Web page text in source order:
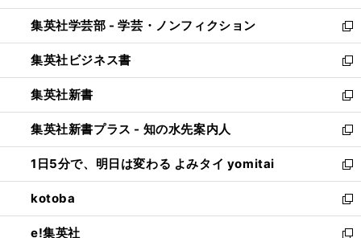
開
く
ウ
で
開
く
ン
ド
ウ
で
開
く
ウ
ィ
ン
ド
ウ
で
開
く
集英社学芸部 - 学芸・ノンフィクション
新
し
い
ウ
ィ
ン
ド
ウ
で
開
く
集英社ビジネス書
新
し
い
ウ
ィ
ン
ド
ウ
で
開
く
集英社新書
新
し
い
ウ
ィ
ン
ド
ウ
で
集英社新書プラス - 知の水先案内人
新
し
い
ウ
ィ
ン
ド
1日5分で、明日は変わる よみタイ yomitai
新
し
い
ウ
ィ
kotoba
新
し
e!集英社